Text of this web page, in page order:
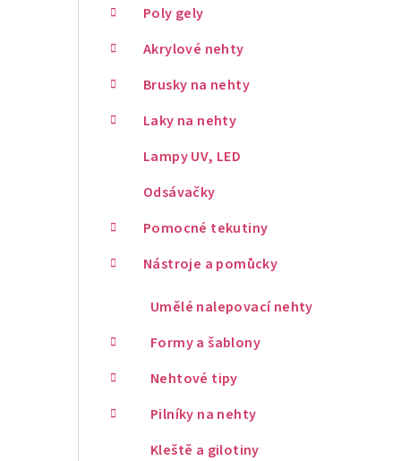
Poly gely
Akrylové nehty
Brusky na nehty
Laky na nehty
Lampy UV, LED
Odsávačky
Pomocné tekutiny
Nástroje a pomůcky
Umělé nalepovací nehty
Formy a šablony
Nehtové tipy
Pilníky na nehty
Kleště a gilotiny